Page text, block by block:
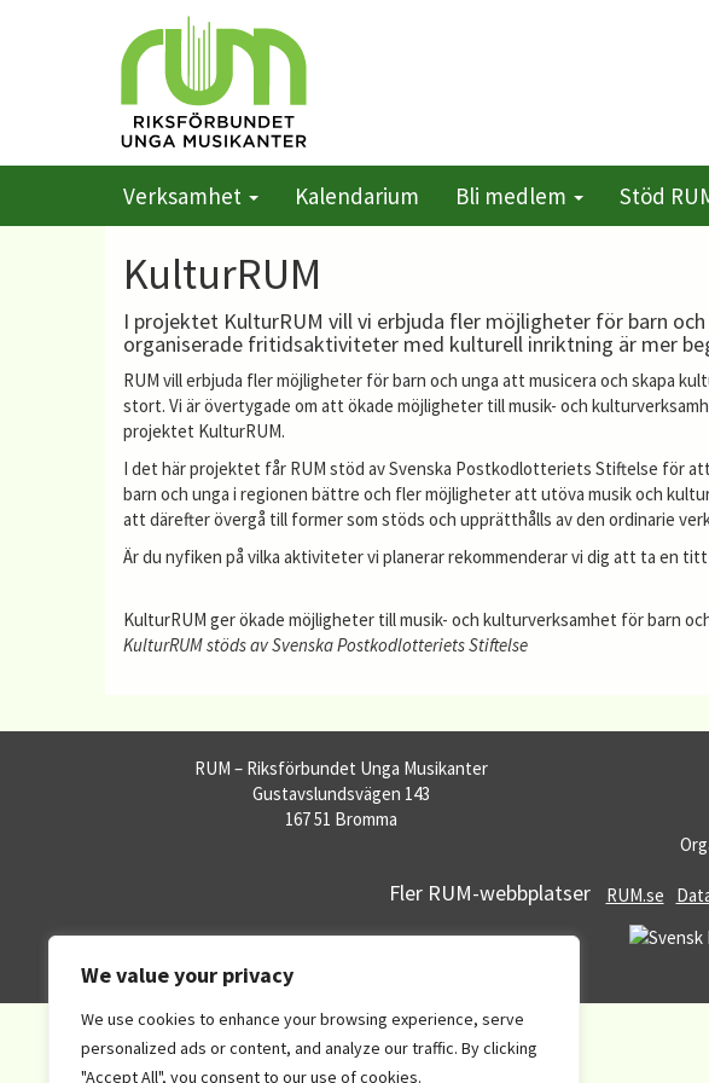
We value your privacy
We use cookies to enhance your browsing experience, serve
personalized ads or content, and analyze our traffic. By clicking
"Accept All", you consent to our use of cookies.
Verksamhet Kalendarium Bli medlem Stöd
KulturRUM
I projektet KulturRUM vill vi erbjuda fler möjligheter för barn
organiserade fritidsaktiviteter med kulturell inriktning är mer
RUM vill erbjuda fler möjligheter för barn och unga att musicera och skapa
stort. Vi är övertygade om att ökade möjligheter till musik- och
projektet KulturRUM.
I det här projektet får RUM stöd av Svenska Postkodlotteriets Stiftelse för
barn och unga i regionen bättre och fler möjligheter att utöva musik och
att därefter övergå till former som stöds och upprätthålls av den ordinarie
Är du nyfiken på vilka aktiviteter vi planerar rekommenderar vi dig att ta en
KulturRUM ger ökade möjligheter till musik- och kulturverksamhet för barn
KulturRUM stöds av Svenska Postkodlotteriets Stiftelse
RUM – Riksförbundet Unga Musikanter
Gustavslundsvägen 143
167 51 Bromma
Fler RUM-webbplatser RUM.se